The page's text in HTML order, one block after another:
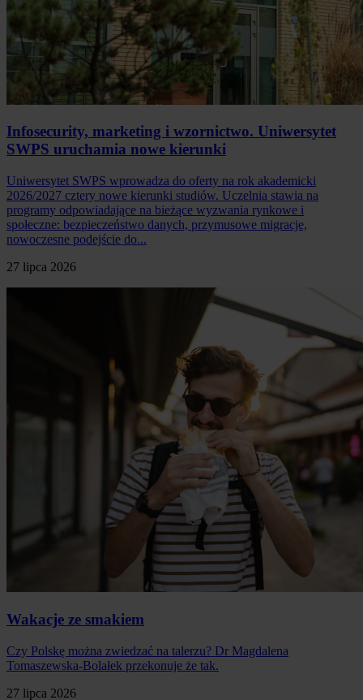
Infosecurity, marketing i wzornictwo. Uniwersytet
SWPS uruchamia nowe kierunki
Uniwersytet SWPS wprowadza do oferty na rok akademicki
2026/2027 cztery nowe kierunki studiów. Uczelnia stawia na
programy odpowiadające na bieżące wyzwania rynkowe i
społeczne: bezpieczeństwo danych, przymusowe migracje,
nowoczesne podejście do...
27 lipca 2026
Wakacje ze smakiem
Czy Polskę można zwiedzać na talerzu? Dr Magdalena
Tomaszewska-Bolałek przekonuje że tak.
27 lipca 2026